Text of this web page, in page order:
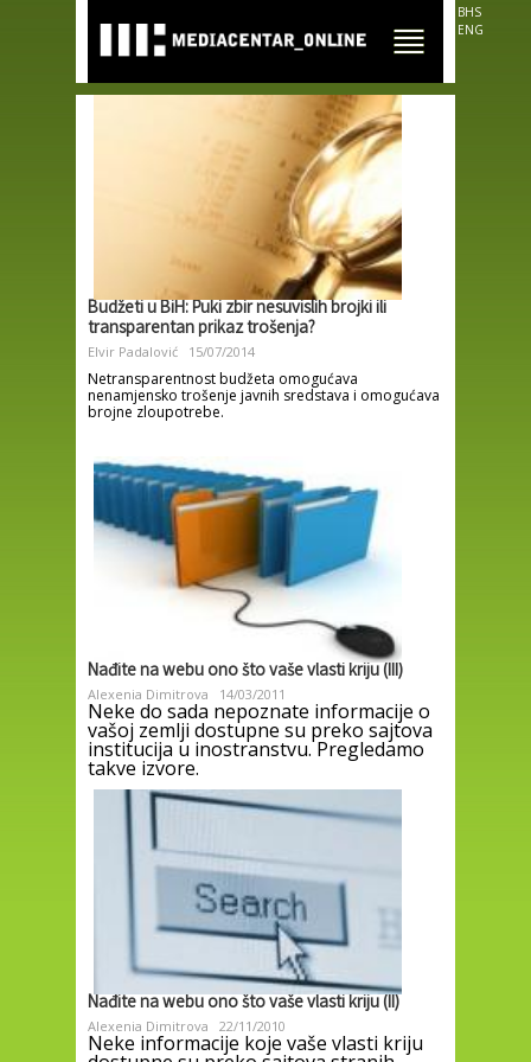
main
content
BHS
ENG
Budžeti u BiH: Puki zbir nesuvislih brojki ili
transparentan prikaz trošenja?
Elvir Padalović 15/07/2014
Netransparentnost budžeta omogućava
nenamjensko trošenje javnih sredstava i omogućava
brojne zloupotrebe.
Nađite na webu ono što vaše vlasti kriju (III)
Alexenia Dimitrova 14/03/2011
Neke do sada nepoznate informacije o
vašoj zemlji dostupne su preko sajtova
institucija u inostranstvu. Pregledamo
takve izvore.
Nađite na webu ono što vaše vlasti kriju (II)
Alexenia Dimitrova 22/11/2010
Neke informacije koje vaše vlasti kriju